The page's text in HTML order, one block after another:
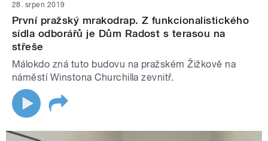
28. srpen 2019
První pražský mrakodrap. Z funkcionalistického
sídla odborářů je Dům Radost s terasou na
střeše
Málokdo zná tuto budovu na pražském Žižkově na
náměstí Winstona Churchilla zevnitř.